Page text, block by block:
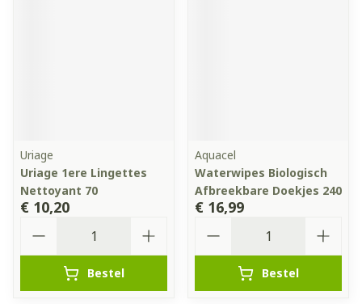
Uriage
Uriage 1ere Lingettes
Nettoyant 70
€ 10,20
Bestel
Aquacel
Waterwipes Biologisch
Afbreekbare Doekjes 240
€ 16,99
Bestel